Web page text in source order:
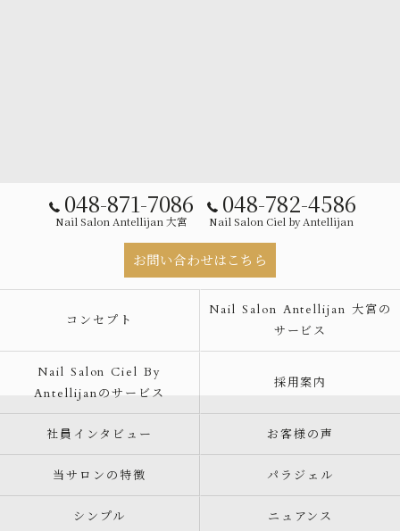
048-871-7086
Nail Salon Antellijan 大宮
048-782-4586
Nail Salon Ciel by Antellijan
お問い合わせはこちら
コンセプト
Nail Salon Antellijan 大宮の
サービス
Nail Salon Ciel By
Antellijanのサービス
採用案内
社員インタビュー お客様の声
当サロンの特徴 パラジェル
シンプル ニュアンス